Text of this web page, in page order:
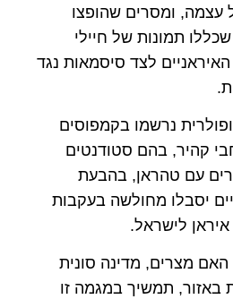
עצמה, ומסרים שהופצו
תמונות של חיילי
לצד סיסמאות נגד
נרשמו בקמפוסים
קהיר, בהם סטודנטים
עם טהראן, בהבעת
יסבלו מחולשה בעקבות
לישראל.
מצרים, מדינה סונית
באזור, תמשיך במגמה זו